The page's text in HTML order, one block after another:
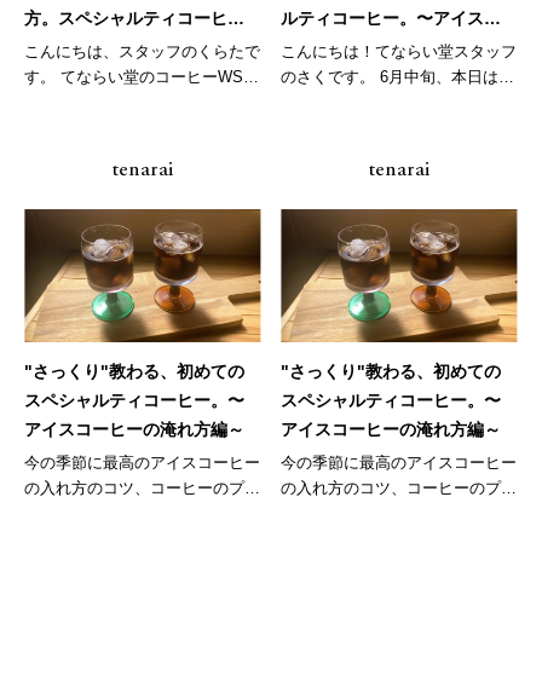
方。スペシャルティコーヒー
のおはなし会、試飲付き。
こんにちは、スタッフのくらたで
す。 てならい堂のコーヒーWSで
ルティコーヒー。〜アイスコ
ーヒーの淹れ方編～
こんにちは！てならい堂スタッフ
のさくです。 6月中旬、本日は日
tenarai
"さっくり"教わる、初めての
スペシャルティコーヒー。〜
アイスコーヒーの淹れ方編～
今の季節に最高のアイスコーヒー
の入れ方のコツ、コーヒーのプロ
tenarai
"さっくり"教わる、初めての
スペシャルティコーヒー。〜
アイスコーヒーの淹れ方編～
今の季節に最高のアイスコーヒー
の入れ方のコツ、コーヒーのプロ